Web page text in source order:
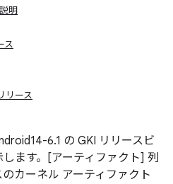
明
ス
リース
6.1 の GKI リリースビ
ます。[アーティファクト] 列
カーネル アーティファクト